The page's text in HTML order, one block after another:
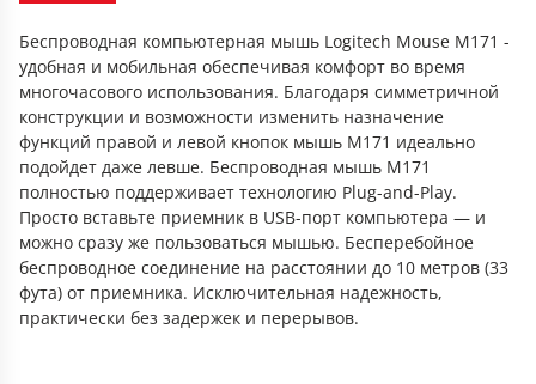
Беспроводная компьютерная мышь Logitech Mouse M171 -
удобная и мобильная обеспечивая комфорт во время
многочасового использования. Благодаря симметричной
конструкции и возможности изменить назначение
функций правой и левой кнопок мышь M171 идеально
подойдет даже левше. Беспроводная мышь M171
полностью поддерживает технологию Plug-and-Play.
Просто вставьте приемник в USB-порт компьютера — и
можно сразу же пользоваться мышью. Бесперебойное
беспроводное соединение на расстоянии до 10 метров (33
фута) от приемника. Исключительная надежность,
практически без задержек и перерывов.